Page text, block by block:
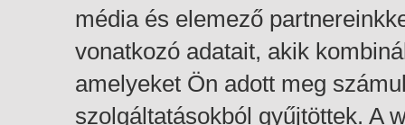
média és elemező
vonatkozó adatait, akik
amelyeket Ön adott meg
szolgáltatásokból gyűjtöttek. A